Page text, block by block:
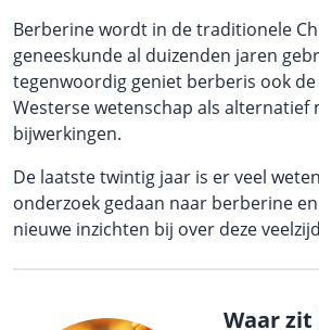
Berberine wordt in de traditionele
geneeskunde al duizenden jaren
tegenwoordig geniet berberis ook
Westerse wetenschap als alternatief
bijwerkingen.
De laatste twintig jaar is er veel
onderzoek gedaan naar berberine
nieuwe inzichten bij over deze
Waar